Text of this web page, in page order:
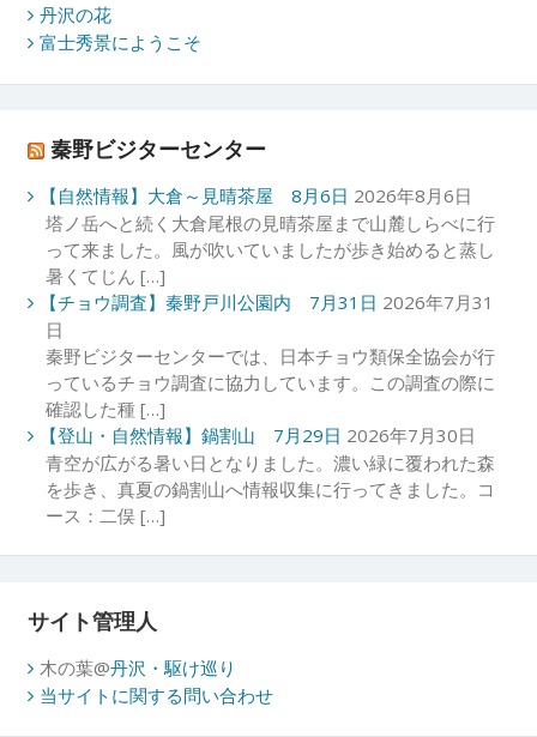
丹沢の花
富士秀景にようこそ
秦野ビジターセンター
【自然情報】大倉～見晴茶屋 8月6日 2026年8月6日
塔ノ岳へと続く大倉尾根の見晴茶屋まで山麓しらべに行
って来ました。風が吹いていましたが歩き始めると蒸し
暑くてじん […]
【チョウ調査】秦野戸川公園内 7月31日 2026年7月31
日
秦野ビジターセンターでは、日本チョウ類保全協会が行
っているチョウ調査に協力しています。この調査の際に
確認した種 […]
【登山・自然情報】鍋割山 7月29日 2026年7月30日
青空が広がる暑い日となりました。濃い緑に覆われた森
を歩き、真夏の鍋割山へ情報収集に行ってきました。コ
ース：二俣 […]
サイト管理人
木の葉@丹沢・駆け巡り
当サイトに関する問い合わせ